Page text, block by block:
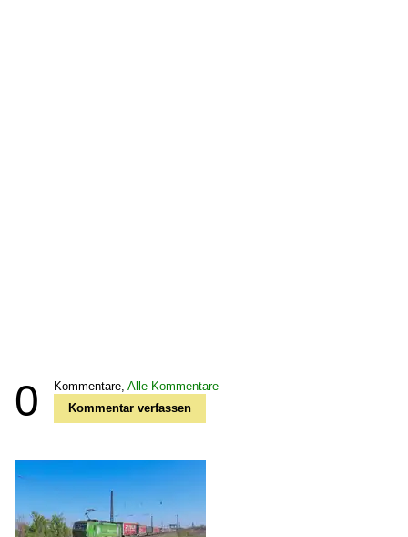
0 Kommentare, Alle Kommentare
Kommentar verfassen